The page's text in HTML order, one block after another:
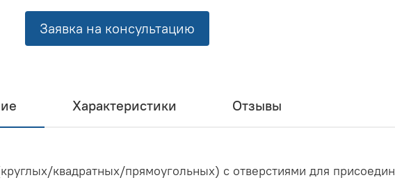
Заявка на консультацию
Характеристики Отзывы
квадратных/прямоугольных) с отверстиями для